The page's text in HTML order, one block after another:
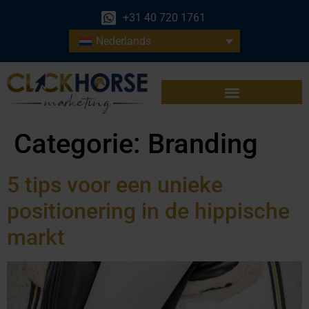
+31 40 720 1761
Nederlands
Categorie: Branding
5 tips voor een unieke
positionering in de hippische
markt